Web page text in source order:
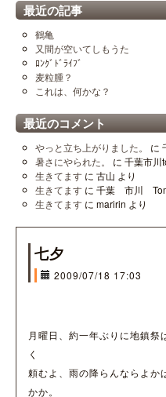
最近の記事
鶴亀
又間が空いてしもうた
ﾛﾝｸﾞﾄﾞﾗｲﾌﾞ
麦粒腫？
これは、何かな？
最近のコメント
やっと立ち上がりました。 に
暑さにやられた。
に 千葉市川
生きてます に 古山 より
生きてます に 千葉 市川
生きてます に maririn より
七夕
2009/07/18 17:03
月曜日、約一年ぶりに地鎮
く
頼むよ、雨の降らんならよか
かか。